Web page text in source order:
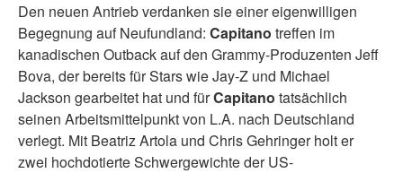
Den neuen Antrieb verdanken sie einer eigenwilligen
Begegnung auf Neufundland: Capitano treffen im
kanadischen Outback auf den Grammy-Produzenten Jeff
Bova, der bereits für Stars wie Jay-Z und Michael
Jackson gearbeitet hat und fürCapitano tatsächlich
seinen Arbeitsmittelpunkt von L.A. nach Deutschland
verlegt. Mit Beatriz Artola und Chris Gehringer holt er
zwei hochdotierte Schwergewichte der US-